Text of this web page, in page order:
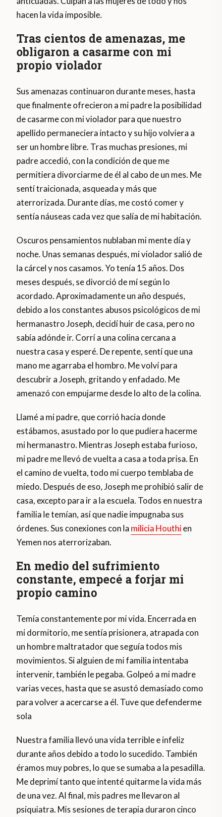
hacen la vida imposible.
Tras cientos de amenazas, me
obligaron a casarme con mi
propio violador
Sus amenazas continuaron durante meses, hasta
que finalmente ofrecieron a mi padre la posibilidad
de casarme con mi violador para que nuestro
apellido permaneciera intacto y su hijo volviera a
ser un hombre libre. Tras muchas presiones, mi
padre accedió, con la condición de que me
permitiera divorciarme de él al cabo de un mes. Me
sentí traicionada, asqueada y más que
aterrorizada. Durante días, me costó comer y
sentía náuseas cada vez que salía de mi habitación.
Oscuros pensamientos nublaban mi mente día y
noche. Unas semanas después, mi violador salió de
la cárcel y nos casamos. Yo tenía 15 años. Dos
meses después, se divorció de mí según lo
acordado. Aproximadamente un año después,
debido a los constantes abusos psicológicos de mi
hermanastro Joseph, decidí huir de casa, pero no
sabía adónde ir. Corrí a una colina cercana a
nuestra casa y esperé. De repente, sentí que una
mano me agarraba el hombro. Me volví para
descubrir a Joseph, gritando y enfadado. Me
amenazó con empujarme desde lo alto de la colina.
Llamé a mi padre, que corrió hacia donde
estábamos, asustado por lo que pudiera hacerme
mi hermanastro. Mientras Joseph estaba furioso,
mi padre me llevó de vuelta a casa a toda prisa. En
el camino de vuelta, todo mi cuerpo temblaba de
miedo. Después de eso, Joseph me prohibió salir de
casa, excepto para ir a la escuela. Todos en nuestra
familia le temían, así que nadie impugnaba sus
órdenes. Sus conexiones con la milicia Houthien
Yemen nos aterrorizaban.
En medio del sufrimiento
constante, empecé a forjar mi
propio camino
Temía constantemente por mi vida. Encerrada en
mi dormitorio, me sentía prisionera, atrapada con
un hombre maltratador que seguía todos mis
movimientos. Si alguien de mi familia intentaba
intervenir, también le pegaba. Golpeó a mi madre
varias veces, hasta que se asustó demasiado como
para volver a acercarse a él. Tuve que defenderme
sola
Nuestra familia llevó una vida terrible e infeliz
durante años debido a todo lo sucedido. También
éramos muy pobres, lo que se sumaba a la pesadilla.
Me deprimí tanto que intenté quitarme la vida más
de una vez. Al final, mis padres me llevaron al
psiquiatra. Mis sesiones de terapia duraron cinco